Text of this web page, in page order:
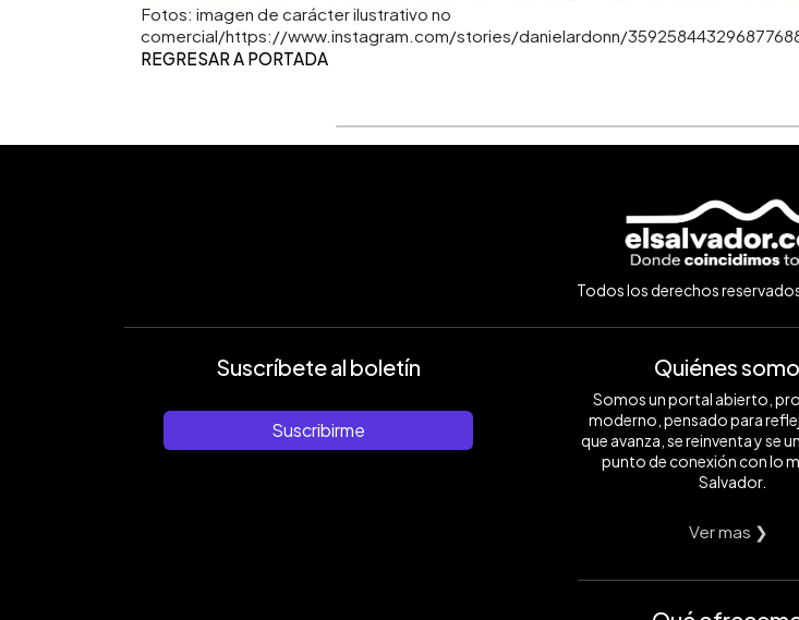
Fotos: imagen de carácter ilustrativo no
comercial/https://www.instagram.com/stories/danielardonn/
REGRESAR A PORTADA
Todos los derechos
Suscríbete al boletín
Suscribirme
Quiénes
Somos un portal abierto,
moderno, pensado para
que avanza, se reinventa y se
punto de conexión con lo
Salvador.
Ver mas ❯